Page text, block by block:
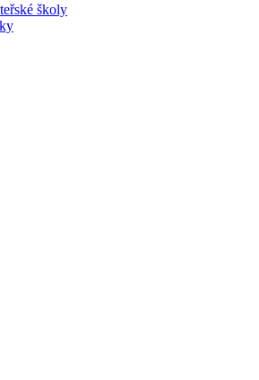
školy